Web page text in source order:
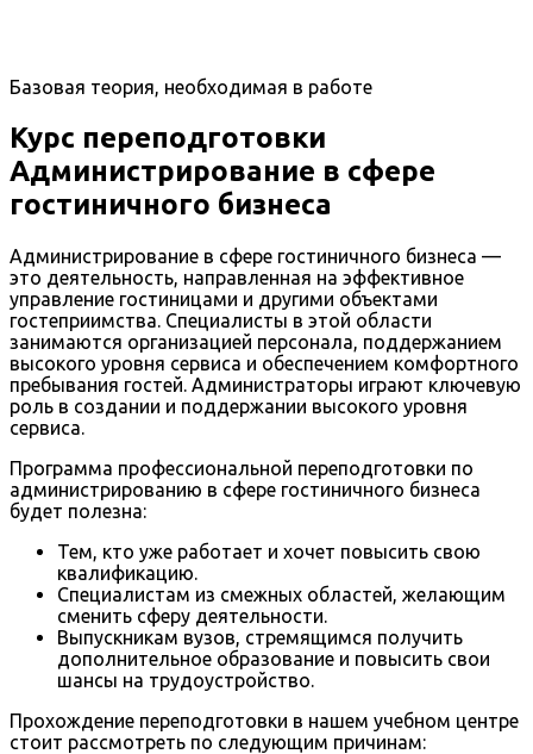
Базовая теория, необходимая в работе
Курс переподготовки
Администрирование в сфере
гостиничного бизнеса
Администрирование в сфере гостиничного бизнеса —
это деятельность, направленная на эффективное
управление гостиницами и другими объектами
гостеприимства. Специалисты в этой области
занимаются организацией персонала, поддержанием
высокого уровня сервиса и обеспечением комфортного
пребывания гостей. Администраторы играют ключевую
роль в создании и поддержании высокого уровня
сервиса.
Программа профессиональной переподготовки по
администрированию в сфере гостиничного бизнеса
будет полезна:
Тем, кто уже работает и хочет повысить свою
квалификацию.
Специалистам из смежных областей, желающим
сменить сферу деятельности.
Выпускникам вузов, стремящимся получить
дополнительное образование и повысить свои
шансы на трудоустройство.
Прохождение переподготовки в нашем учебном центре
стоит рассмотреть по следующим причинам: